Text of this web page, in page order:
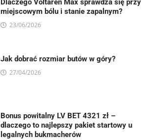
Dlaczego Voltaren Max sprawdza się przy
miejscowym bólu i stanie zapalnym?
23/06/2026
Jak dobrać rozmiar butów w góry?
27/04/2026
Bonus powitalny LV BET 4321 zł –
dlaczego to najlepszy pakiet startowy u
legalnych bukmacherów